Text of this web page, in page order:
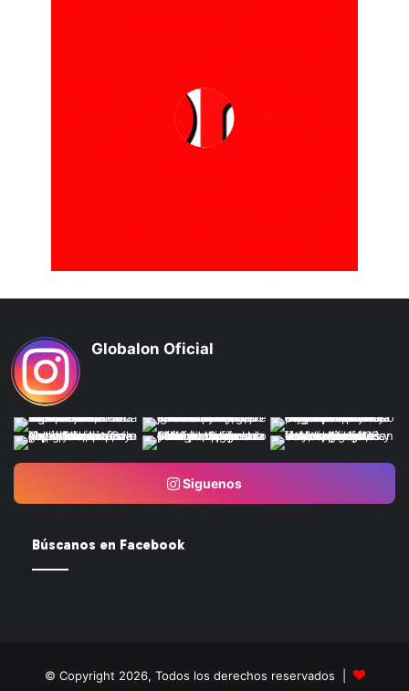
Globalon Oficial
Siguenos
Búscanos en Facebook
© Copyright 2026, Todos los derechos reservados |